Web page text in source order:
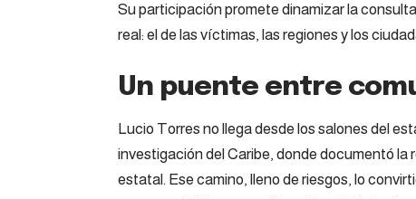
Su participación promete dinamizar la
real: el de las víctimas, las regiones y los
Un puente entre
Lucio Torres no llega desde los salones del
investigación del Caribe, donde documentó
estatal. Ese camino, lleno de riesgos, lo